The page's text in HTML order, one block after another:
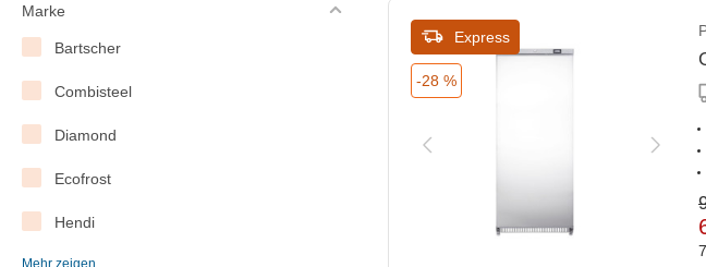
Marke
Bartscher
Combisteel
Diamond
Ecofrost
Hendi
Mehr zeigen
-28 %
Express